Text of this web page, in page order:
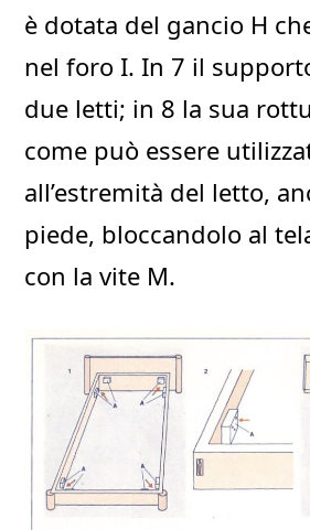
è dotata del gancio H
nel foro I. In 7 il
due letti; in 8 la sua
come può essere
all’estremità del letto,
piede, bloccandolo al
con la vite M.